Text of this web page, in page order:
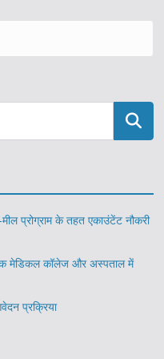
प्रोग्राम के तहत एकाउंटेंट नौकरी
मेडिकल कॉलेज और अस्पताल में
प्रक्रिया